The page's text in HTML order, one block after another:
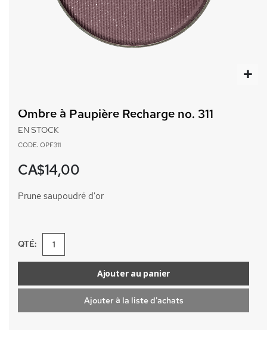
début
d’images
Ombre à Paupière Recharge no. 311
EN STOCK
CODE: OPF311
CA$14,00
Prune saupoudré d'or
QTÉ:
Ajouter au panier
Ajouter à la liste d'achats